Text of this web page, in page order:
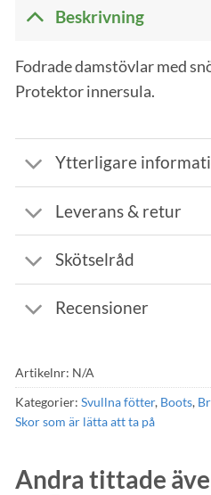
Beskrivning
Fodrade damstövlar med
Protektor innersula.
Ytterligare
Leverans & retur
Skötselråd
Recensioner
Artikelnr: N/A
Kategorier: Svullna fötter, Boots,
Skor som är lätta att ta på
Andra tittade